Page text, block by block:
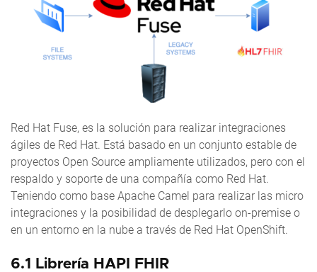
Red Hat Fuse, es la solución para realizar integraciones
ágiles de Red Hat. Está basado en un conjunto estable de
proyectos Open Source ampliamente utilizados, pero con el
respaldo y soporte de una compañía como Red Hat.
Teniendo como base Apache Camel para realizar las micro
integraciones y la posibilidad de desplegarlo on-premise o
en un entorno en la nube a través de Red Hat OpenShift.
6.1 Librería HAPI FHIR